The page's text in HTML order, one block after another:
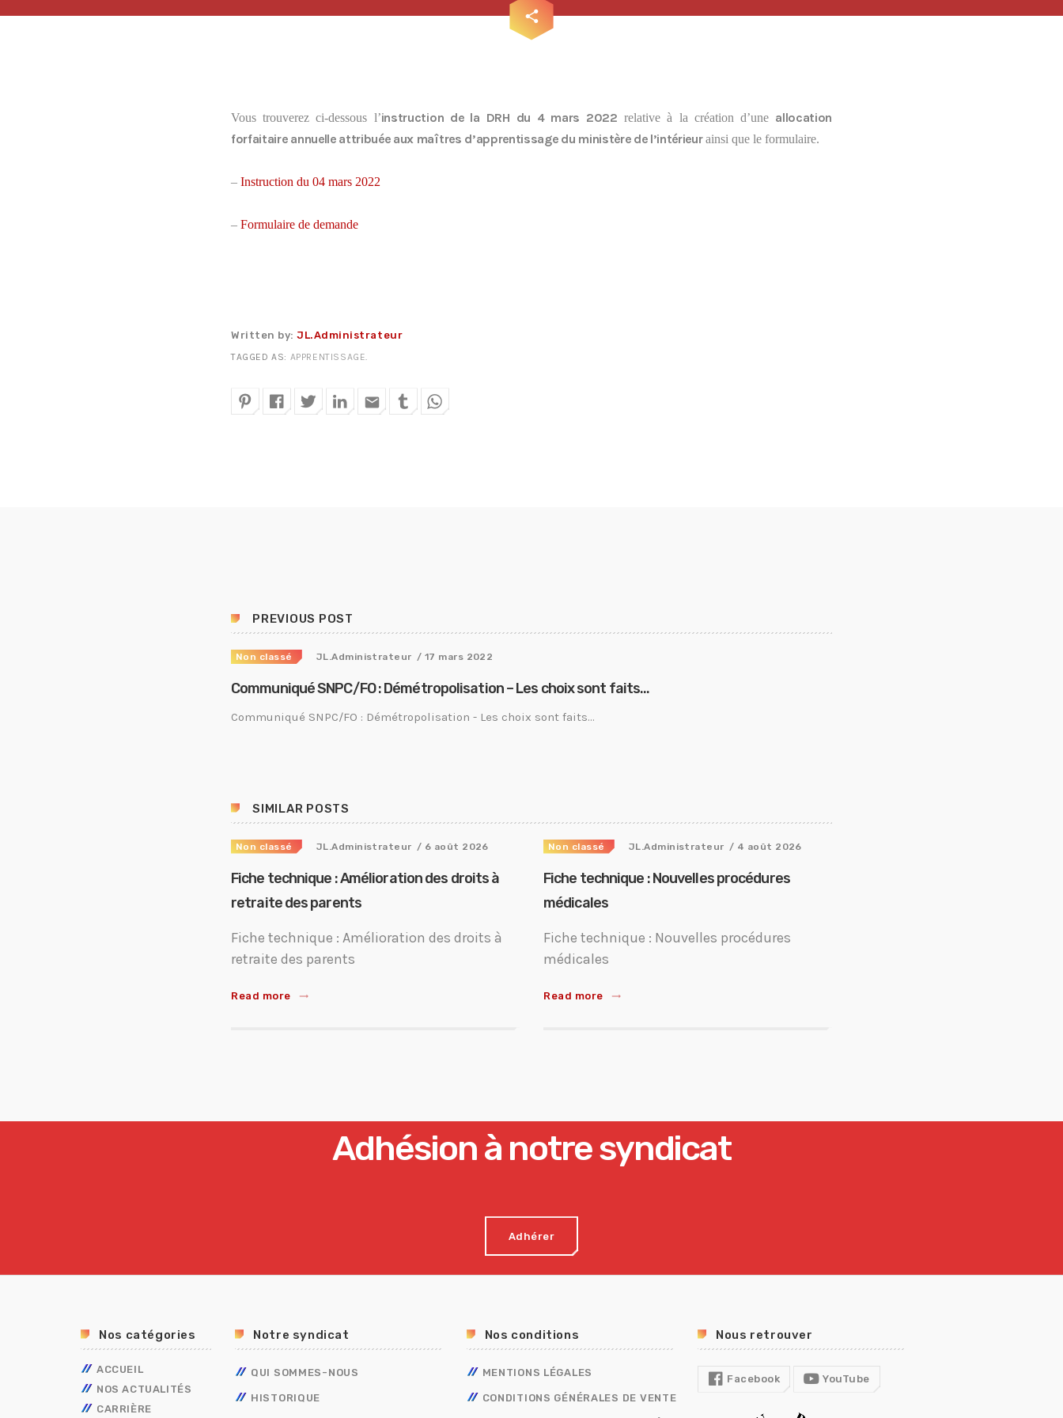
3 juillet 2026
share
email
Vous trouverez ci-dessous l’instruction de la DRH du 4 mars 2022 relative à la création d’une allocation
forfaitaire annuelle attribuée aux maîtres d’apprentissage du ministère de l’intérieurainsi que le formulaire.
– Instruction du 04 mars 2022
– Formulaire de demande
Written by:JL.Administrateur
TAGGED AS: APPRENTISSAGE.
email
PREVIOUS POST
Non classé JL.Administrateur / 17 mars 2022
Communiqué SNPC/FO : Démétropolisation – Les choix sont faits…
Communiqué SNPC/FO : Démétropolisation - Les choix sont faits...
SIMILAR POSTS
Non classé JL.Administrateur / 6 août 2026
Fiche technique : Amélioration des droits à
retraite des parents
Fiche technique : Amélioration des droits à
retraite des parents
Read more trending_flat
Non classé JL.Administrateur / 4 août 2026
Fiche technique : Nouvelles procédures
médicales
Fiche technique : Nouvelles procédures
médicales
Read more trending_flat
Adhésion à notre syndicat
Adhérer
Nos catégories
ACCUEIL
NOS ACTUALITÉS
CARRIÈRE
Notre syndicat
QUI SOMMES-NOUS
HISTORIQUE
Nos conditions
MENTIONS LÉGALES
CONDITIONS GÉNÉRALES DE VENTE
Nous retrouver
Facebook YouTube